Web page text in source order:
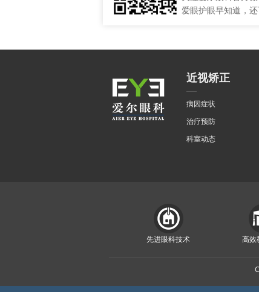
爱眼护眼早知道，
近视矫正
病因症状
治疗预防
科室动态
先进眼科技术 高效